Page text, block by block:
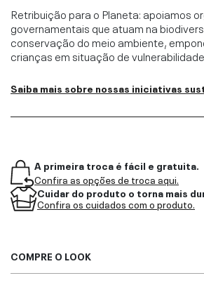
Retribuição para o Planeta: apoiamos
governamentais que atuam na
conservação do meio ambiente,
crianças em situação de
Saiba mais sobre nossas iniciativas
A primeira troca é fácil e gratuita.
Confira as opções de troca aqui.
Cuidar do produto o torna mais
Confira os cuidados com o produto.
COMPRE O LOOK